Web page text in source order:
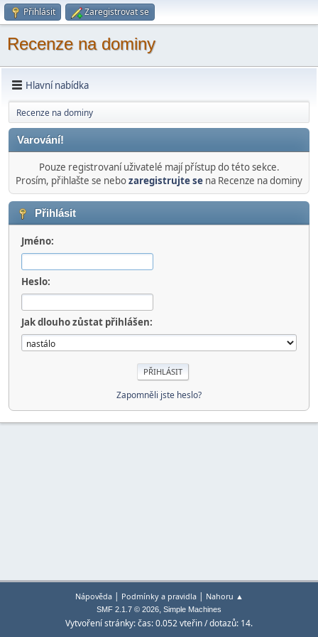
Přihlásit Zaregistrovat se
Recenze na dominy
Hlavní nabídka
Recenze na dominy
Varování!
Pouze registrovaní uživatelé mají přístup do této sekce.
Prosím, přihlašte se nebozaregistrujte se na Recenze na dominy
Přihlásit
Jméno:
Heslo:
Jak dlouho zůstat přihlášen:
Zapomněli jste heslo?
Nápověda| Podmínky a pravidla| Nahoru ▲
SMF 2.1.7 © 2026, Simple Machines
Vytvoření stránky: čas: 0.052 vteřin / dotazů: 14.